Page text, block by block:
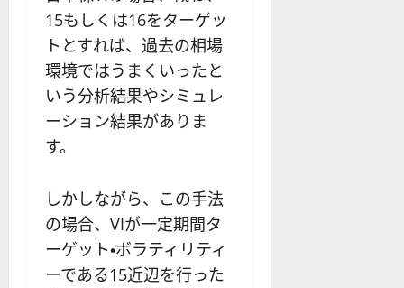
15もしくは16をターゲッ
トとすれば、過去の相場
環境ではうまくいったと
いう分析結果やシミュレ
ーション結果がありま
す。
しかしながら、この手法
の場合、VIが一定期間タ
ーゲット・ボラティリティ
ーである15近辺を行った